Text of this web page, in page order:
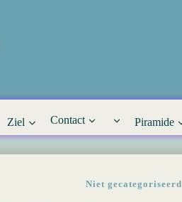
Ziel Contact Piramide
Niet gecategoriseerd